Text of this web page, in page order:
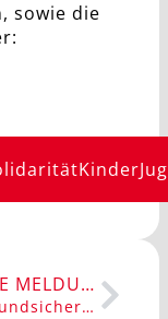
sowie die
NÄCHSTE MELDUNG
Kindergrundsicherung jetzt – aber richtig!